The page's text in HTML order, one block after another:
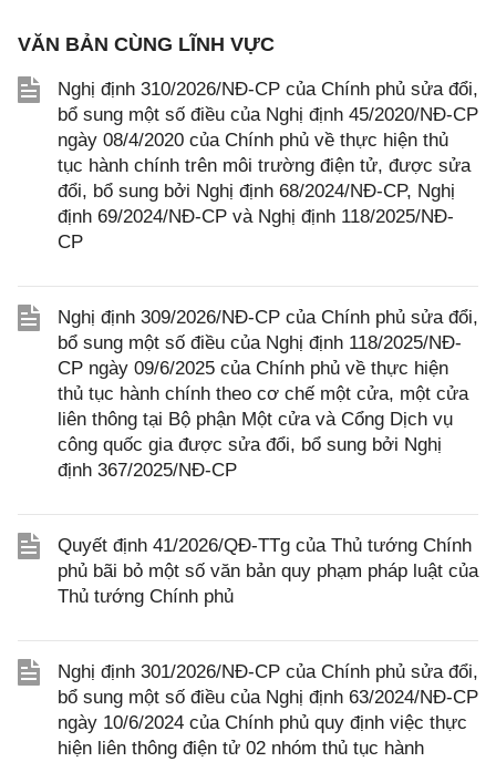
VĂN BẢN CÙNG LĨNH VỰC
Nghị định 310/2026/NĐ-CP của Chính phủ sửa đổi,
bổ sung một số điều của Nghị định 45/2020/NĐ-CP
ngày 08/4/2020 của Chính phủ về thực hiện thủ
tục hành chính trên môi trường điện tử, được sửa
đổi, bổ sung bởi Nghị định 68/2024/NĐ-CP, Nghị
định 69/2024/NĐ-CP và Nghị định 118/2025/NĐ-
CP
Nghị định 309/2026/NĐ-CP của Chính phủ sửa đổi,
bổ sung một số điều của Nghị định 118/2025/NĐ-
CP ngày 09/6/2025 của Chính phủ về thực hiện
thủ tục hành chính theo cơ chế một cửa, một cửa
liên thông tại Bộ phận Một cửa và Cổng Dịch vụ
công quốc gia được sửa đổi, bổ sung bởi Nghị
định 367/2025/NĐ-CP
Quyết định 41/2026/QĐ-TTg của Thủ tướng Chính
phủ bãi bỏ một số văn bản quy phạm pháp luật của
Thủ tướng Chính phủ
Nghị định 301/2026/NĐ-CP của Chính phủ sửa đổi,
bổ sung một số điều của Nghị định 63/2024/NĐ-CP
ngày 10/6/2024 của Chính phủ quy định việc thực
hiện liên thông điện tử 02 nhóm thủ tục hành